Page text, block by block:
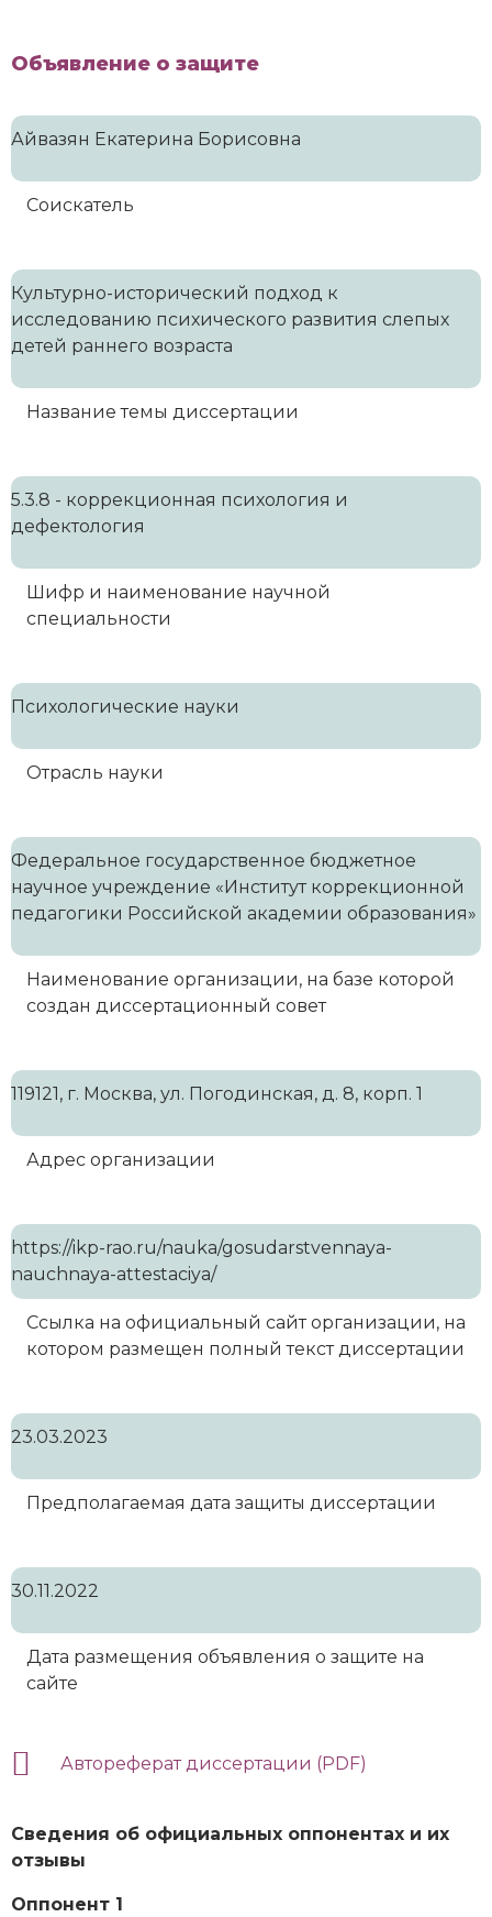
Объявление о защите
Айвазян Екатерина Борисовна
Соискатель
Культурно-исторический подход к
исследованию психического развития слепых
детей раннего возраста
Название темы диссертации
5.3.8 - коррекционная психология и
дефектология
Шифр и наименование научной
специальности
Психологические науки
Отрасль науки
Федеральное государственное бюджетное
научное учреждение «Институт коррекционной
педагогики Российской академии образования»
Наименование организации, на базе которой
создан диссертационный совет
119121, г. Москва, ул. Погодинская, д. 8, корп. 1
Адрес организации
https://ikp-rao.ru/nauka/gosudarstvennaya-
nauchnaya-attestaciya/
Ссылка на официальный сайт организации, на
котором размещен полный текст диссертации
23.03.2023
Предполагаемая дата защиты диссертации
30.11.2022
Дата размещения объявления о защите на
сайте
Автореферат диссертации (PDF)
Сведения об официальных оппонентах и их
отзывы
Оппонент 1